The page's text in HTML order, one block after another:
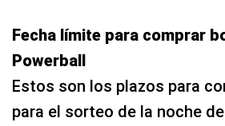
Fecha límite para comprar
Powerball
Estos son los plazos para
para el sorteo de la noche